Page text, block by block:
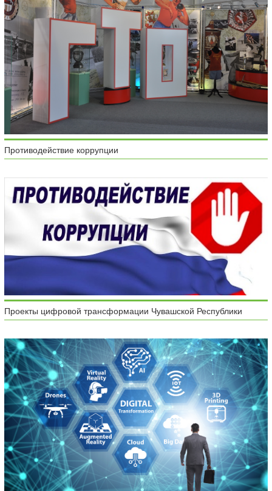
Противодействие коррупции
Проекты цифровой трансформации Чувашской Республики